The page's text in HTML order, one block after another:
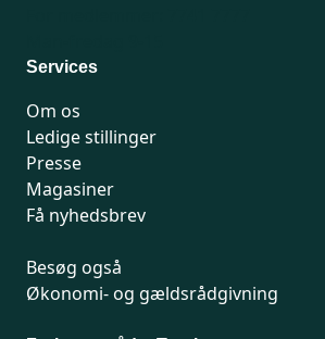
Services
Om os
Ledige stillinger
Presse
Magasiner
Få nyhedsbrev
Besøg også
Økonomi- og gældsrådgivning